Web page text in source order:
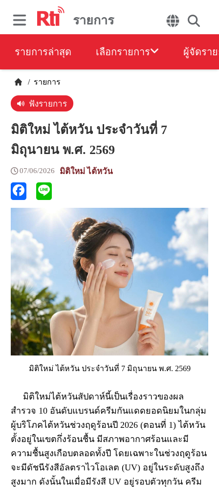
รายการ
รายการล่าสุด เลือกรายการ ผู้จัดรา
/ รายการ
ฟังรายการ
มิติใหม่ ไต้หวัน ประจำวันที่ 7
มิถุนายน พ.ศ. 2569
07/06/2026 มิติใหม่ ไต้หวัน
มิติใหม่ ไต้หวัน ประจำวันที่ 7 มิถุนายน พ.ศ. 2569
มิติใหม่ไต้หวันสัปดาห์นี้เป็นเรื่องราวของผล
สำรวจ 10 อันดับแบรนด์ครีมกันแดดยอดนิยมในกลุ่ม
ผู้บริโภคไต้หวันช่วงฤดูร้อนปี 2026 (ตอนที่ 1) ไต้หวัน
ตั้งอยู่ในเขตกึ่งร้อนชื้น มีสภาพอากาศร้อนและมี
ความชื้นสูงเกือบตลอดทั้งปี โดยเฉพาะในช่วงฤดูร้อน
จะมีดัชนีรังสีอัลตราไวโอเลต (UV) อยู่ในระดับสูงถึง
สูงมาก ดังนั้นในเมื่อมีรังสี UV อยู่รอบตัวทุกวัน ครีม